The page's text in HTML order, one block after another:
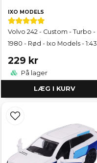
IXO MODELS
Volvo 242 - Custom - Turbo -
1980 - Rød - Ixo Models - 1:43
229 kr
På lager
LÆG I KURV